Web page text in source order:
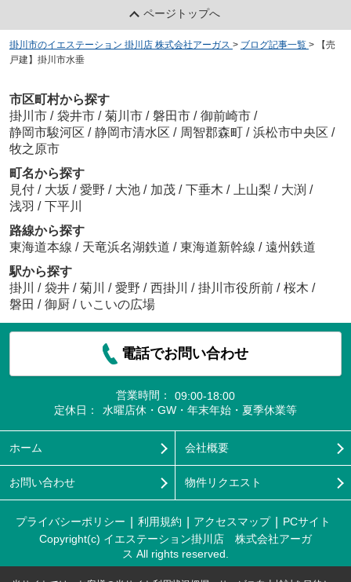
ページトップへ
掛川市のイエステーション 掛川店 株式会社アーガス > ブログ記事一覧 >
【売
戸建】掛川市水垂
市区町村から探す
掛川市 / 袋井市 / 菊川市 / 磐田市 / 御前崎市 /
静岡市駿河区 / 静岡市清水区 / 周智郡森町 / 浜松市中央区 /
牧之原市
町名から探す
見付 / 大坂 / 愛野 / 大池 / 加茂 / 下垂木 / 上山梨 / 大渕 /
浅羽 / 下平川
路線から探す
東海道本線 / 天竜浜名湖鉄道 / 東海道新幹線 / 遠州鉄道
駅から探す
掛川
/ 袋井 / 菊川 / 愛野 / 西掛川 / 掛川市役所前 / 桜木 /
磐田 / 御厨 / いこいの広場
電話でお問い合わせ
営業時間：
09:00-18:00
定休日：
水曜店休・GW・年末年始・夏季休業等
ホーム 会社概要
お問い合わせ 物件リクエスト
プライバシーポリシー 利用規約 アクセスマップ
PCサイト
Copyright(c) イエステーション掛川店 株式会社アーガ
ス All rights reserved.